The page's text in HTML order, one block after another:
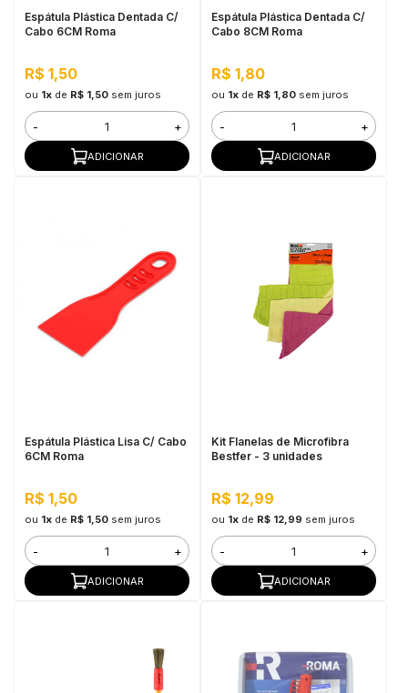
Espátula Plástica Dentada C/
Cabo 6CM Roma
R$ 1,50
ou 1xde R$ 1,50 sem juros
- +
ADICIONAR
Espátula Plástica Dentada C/
Cabo 8CM Roma
R$ 1,80
ou 1xde R$ 1,80 sem juros
- +
ADICIONAR
Espátula Plástica Lisa C/ Cabo
6CM Roma
R$ 1,50
ou 1xde R$ 1,50 sem juros
- +
ADICIONAR
Kit Flanelas de Microfibra
Bestfer - 3 unidades
R$ 12,99
ou 1xde R$ 12,99 sem juros
- +
ADICIONAR